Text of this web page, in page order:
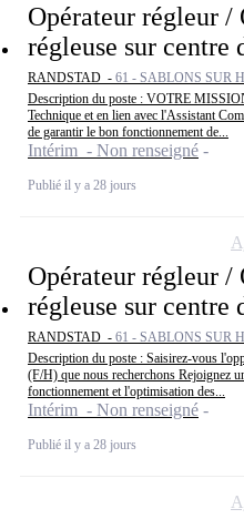
Opérateur régleur /
régleuse sur centre
RANDSTAD - 61 - SABLONS SUR
Description du poste : VOTRE
Technique et en lien avec l'Assistant
de garantir le bon fonctionnement de...
Intérim - Non renseigné
Publié il y a 28 jours
Opérateur régleur /
régleuse sur centre
RANDSTAD - 61 - SABLONS SUR
Description du poste : Saisirez-vous
(F/H) que nous recherchons Rejoignez
fonctionnement et l'optimisation des...
Intérim - Non renseigné
Publié il y a 28 jours